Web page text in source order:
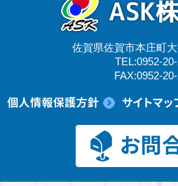
佐賀県佐賀市本庄町
TEL:0952-
FAX:0952-